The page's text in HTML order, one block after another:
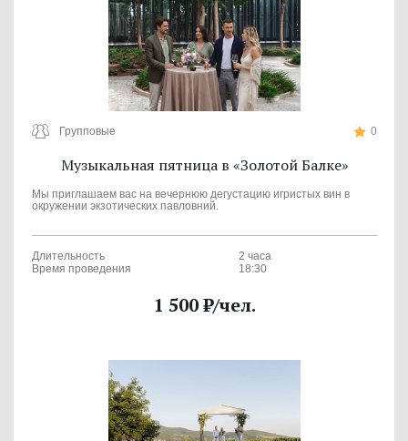
Групповые 0
Музыкальная пятница в «Золотой Балке»
Мы приглашаем вас на вечернюю дегустацию игристых вин в
окружении экзотических павловний.
Длительность
2 часа
Время проведения
18:30
1 500₽/чел.